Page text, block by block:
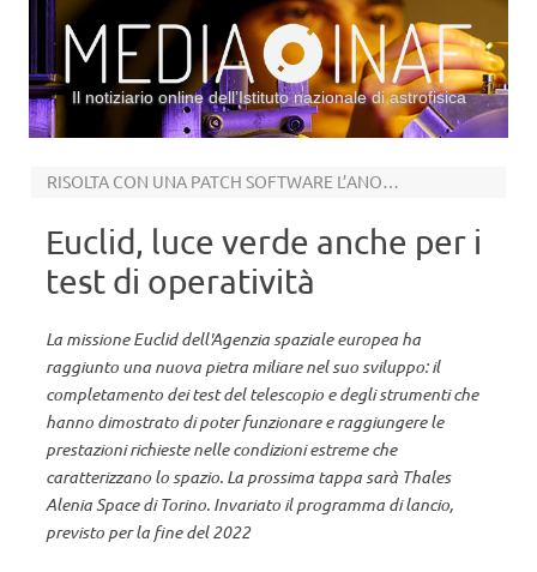
Il notiziario online dell’Istituto nazionale di astrofisica
RISOLTA CON UNA PATCH SOFTWARE L’ANOMALIA NELLO STRUMENTO NISP
Euclid, luce verde anche per i
test di operatività
La missione Euclid dell'Agenzia spaziale europea ha
raggiunto una nuova pietra miliare nel suo sviluppo: il
completamento dei test del telescopio e degli strumenti che
hanno dimostrato di poter funzionare e raggiungere le
prestazioni richieste nelle condizioni estreme che
caratterizzano lo spazio. La prossima tappa sarà Thales
Alenia Space di Torino. Invariato il programma di lancio,
previsto per la fine del 2022